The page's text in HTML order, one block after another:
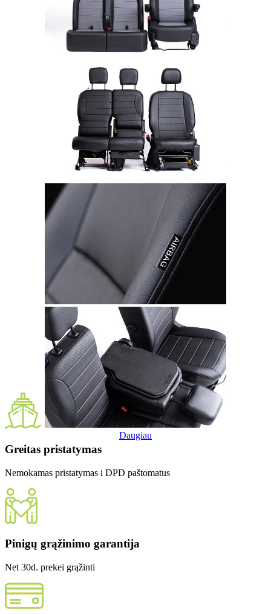
Daugiau
Greitas pristatymas
Nemokamas pristatymas i DPD paštomatus
Pinigų grąžinimo garantija
Net 30d. prekei grąžinti